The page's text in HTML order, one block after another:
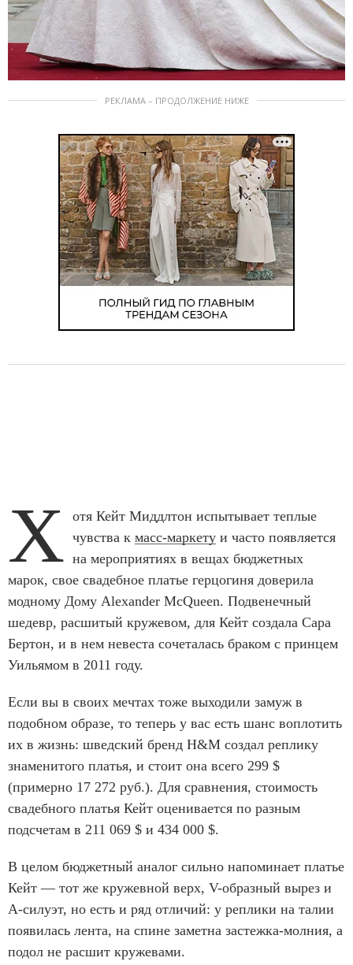
РЕКЛАМА – ПРОДОЛЖЕНИЕ НИЖЕ
Х отя Кейт Миддлтон испытывает теплые
чувства к масс-маркету и часто появляется
на мероприятиях в вещах бюджетных
марок, свое свадебное платье герцогиня доверила
модному Дому Alexander McQueen. Подвенечный
шедевр, расшитый кружевом, для Кейт создала Сара
Бертон, и в нем невеста сочеталась браком с принцем
Уильямом в 2011 году.
Если вы в своих мечтах тоже выходили замуж в
подобном образе, то теперь у вас есть шанс воплотить
их в жизнь: шведский бренд H&M создал реплику
знаменитого платья, и стоит она всего 299 $
(примерно 17 272 руб.). Для сравнения, стоимость
свадебного платья Кейт оценивается по разным
подсчетам в 211 069 $ и 434 000 $.
В целом бюджетный аналог сильно напоминает платье
Кейт — тот же кружевной верх, V-образный вырез и
A-силуэт, но есть и ряд отличий: у реплики на талии
появилась лента, на спине заметна застежка-молния, а
подол не расшит кружевами.